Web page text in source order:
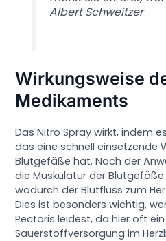
Albert Schweitzer
Wirkungsweise
Medikaments
Das Nitro Spray wirkt, indem
das eine schnell einsetzende
Blutgefäße hat. Nach der
die Muskulatur der
wodurch der Blutfluss zum
Dies ist besonders wichtig,
Pectoris leidest, da hier oft
Sauerstoffversorgung im